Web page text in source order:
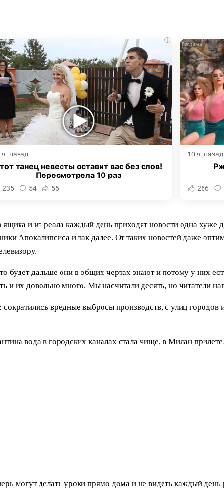
i
ч. назад
танец невесты оставит вас без слов!
Пересмотрела 10 раз
235 54 55
10 ч. назад
266
и из реала каждый день приходят новости одна хуже
Апокалипсиса и так далее. От таких новостей даже
будет дальше они в общих чертах знают и потому у них
их довольно много. Мы насчитали десять, но читатели
вредные выбросы производств, с улиц
вода в городских каналах стала чище, в Милан
могут делать уроки прямо дома и не видеть каждый